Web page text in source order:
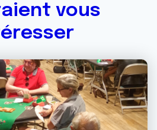
vous